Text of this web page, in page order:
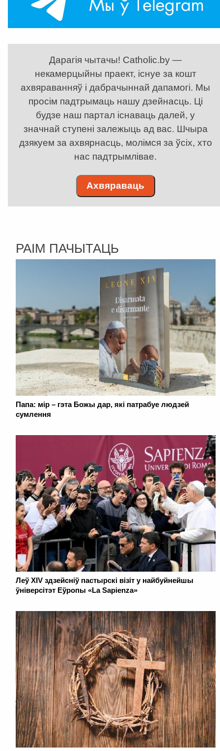
Дарагія чытачы! Catholic.by —
некамерцыйны праект, існуе за кошт
ахвяраванняў і дабрачыннай дапамогі. Мы
просім падтрымаць нашу дзейнасць. Ці
будзе наш партал існаваць далей, у
значнай ступені залежыць ад вас. Шчыра
дзякуем за ахвярнасць, молімся за ўсіх, хто
нас падтрымлівае.
Ахвяраваць
РАІМ ПАЧЫТАЦЬ
Папа: мір – гэта Божы дар, які патрабуе людзей
сумлення
Леў XIV здзейсніў пастырскі візіт у найбуйнейшы
ўніверсітэт Еўропы «La Sapienza»